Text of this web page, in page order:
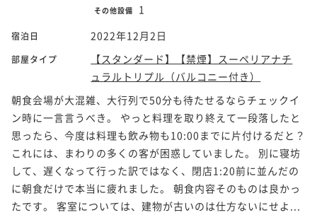
その他設備 1
宿泊日 2022年12月2日
部屋タイプ
【スタンダード】【禁煙】スーペリアナチ
ュラルトリプル（バルコニー付き）
朝食会場が大混雑、大行列で50分も待たせるならチェックイ
ン時に一言言うべき。 やっと料理を取り終えて一段落したと
思ったら、今度は料理も飲み物も10:00までに片付けるだと？
これには、まわりの多くの客が困惑していました。 別に寝坊
して、遅くなって行った訳ではなく、閉店1:20前に並んだの
に朝食だけで本当に疲れました。 朝食内容そのものは良かっ
たです。 客室については、建物が古いのは仕方ないにせよ...